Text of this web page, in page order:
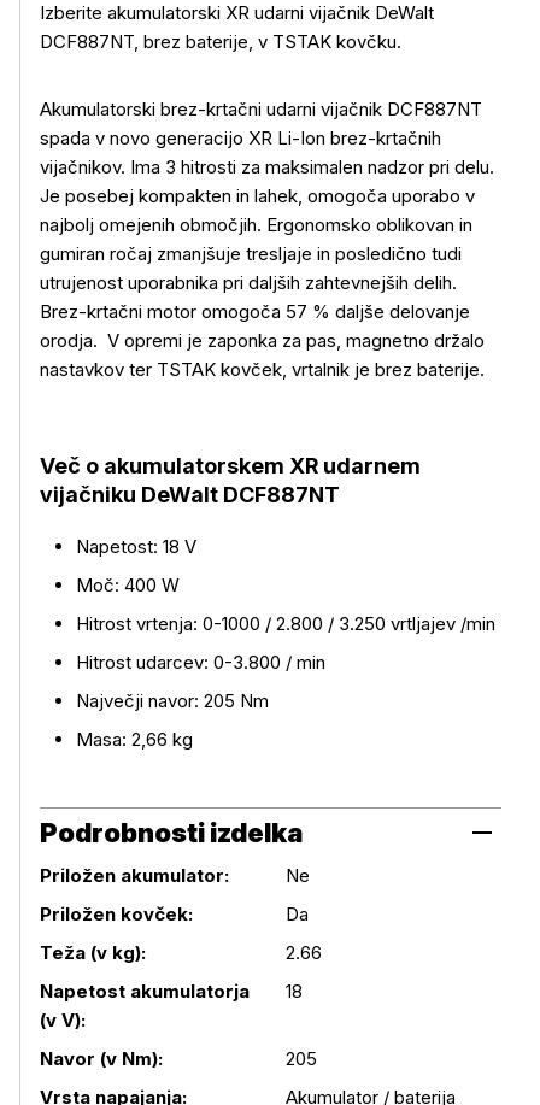
Izberite akumulatorski XR udarni vijačnik DeWalt
DCF887NT, brez baterije, v TSTAK kovčku.
Akumulatorski brez-krtačni udarni vijačnik DCF887NT
spada v novo generacijo XR Li-Ion brez-krtačnih
vijačnikov. Ima 3 hitrosti za maksimalen nadzor pri delu.
Je posebej kompakten in lahek, omogoča uporabo v
najbolj omejenih območjih. Ergonomsko oblikovan in
gumiran ročaj zmanjšuje tresljaje in posledično tudi
utrujenost uporabnika pri daljših zahtevnejših delih.
Brez-krtačni motor omogoča 57 % daljše delovanje
orodja. V opremi je zaponka za pas, magnetno držalo
nastavkov ter TSTAK kovček, vrtalnik je brez baterije.
Več o akumulatorskem XR udarnem
vijačniku DeWalt DCF887NT
Napetost: 18 V
Moč: 400 W
Hitrost vrtenja: 0-1000 / 2.800 / 3.250 vrtljajev /min
Hitrost udarcev: 0-3.800 / min
Največji navor: 205 Nm
Masa: 2,66 kg
Podrobnosti izdelka
Podrobnosti izdelka
Priložen akumulator:
Ne
Priložen kovček:
Da
Teža (v kg):
2.66
Napetost akumulatorja
(v V):
18
Navor (v Nm):
205
Vrsta napajanja:
Akumulator / baterija